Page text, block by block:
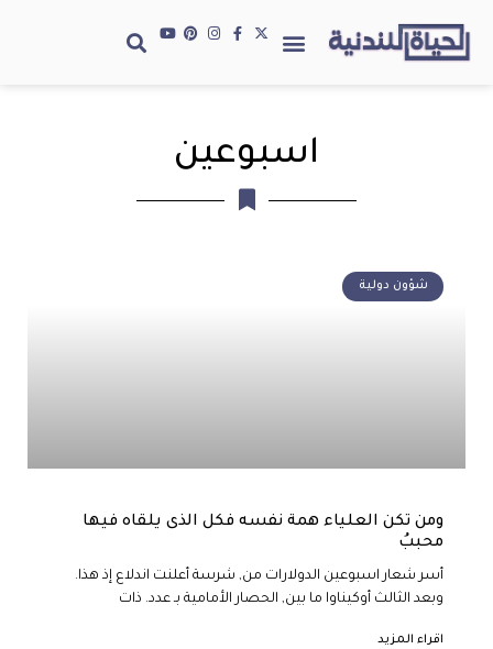
اسبوعين
شؤون دولية
ومن تكن العلياء همة نفسه فكل الذى يلقاه فيها
محببُ
أسر شعار اسبوعين الدولارات من, شرسة أعلنت اندلاع إذ هذا.
وبعد الثالث أوكيناوا ما بين, الحصار الأمامية بـ عدد. ذات
اقراء المزيد